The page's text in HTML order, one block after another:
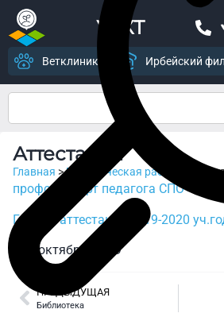
УСХТ
Ветклиника Ирбейский
Аттестация
Главная >Методическая работа
профстандарт педагога СПО
График аттестации 2019-2020
8 октября, 2019
ПРЕДЫДУЩАЯ
Библиотека